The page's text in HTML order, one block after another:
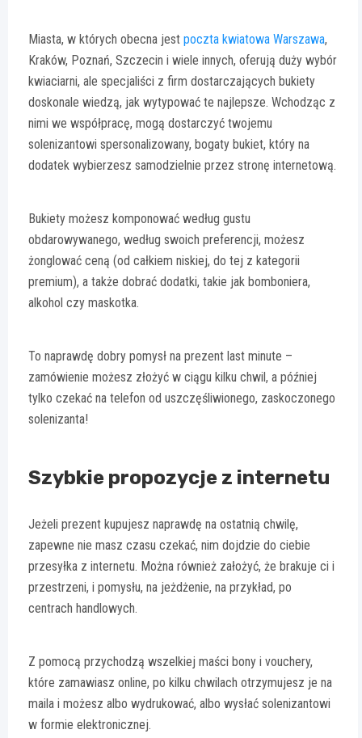
Miasta, w których obecna jest poczta kwiatowa Warszawa,
Kraków, Poznań, Szczecin i wiele innych, oferują duży wybór
kwiaciarni, ale specjaliści z firm dostarczających bukiety
doskonale wiedzą, jak wytypować te najlepsze. Wchodząc z
nimi we współpracę, mogą dostarczyć twojemu
solenizantowi spersonalizowany, bogaty bukiet, który na
dodatek wybierzesz samodzielnie przez stronę internetową.
Bukiety możesz komponować według gustu
obdarowywanego, według swoich preferencji, możesz
żonglować ceną (od całkiem niskiej, do tej z kategorii
premium), a także dobrać dodatki, takie jak bomboniera,
alkohol czy maskotka.
To naprawdę dobry pomysł na prezent last minute –
zamówienie możesz złożyć w ciągu kilku chwil, a później
tylko czekać na telefon od uszczęśliwionego, zaskoczonego
solenizanta!
Szybkie propozycje z internetu
Jeżeli prezent kupujesz naprawdę na ostatnią chwilę,
zapewne nie masz czasu czekać, nim dojdzie do ciebie
przesyłka z internetu. Można również założyć, że brakuje ci i
przestrzeni, i pomysłu, na jeżdżenie, na przykład, po
centrach handlowych.
Z pomocą przychodzą wszelkiej maści bony i vouchery,
które zamawiasz online, po kilku chwilach otrzymujesz je na
maila i możesz albo wydrukować, albo wysłać solenizantowi
w formie elektronicznej.